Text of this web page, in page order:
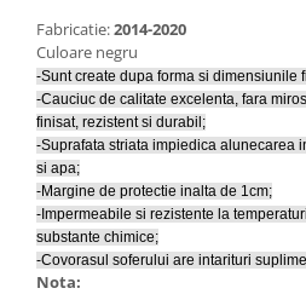
Fabricatie:2014-2020
Culoare negru
-Sunt create dupa forma si dimensiunile
-Cauciuc de calitate excelenta, fara
finisat, rezistent si durabil;
-Suprafata striata impiedica alunecarea
si apa;
-Margine de protectie inalta de 1cm;
-Impermeabile si rezistente la
substante chimice;
-Covorasul soferului are intarituri
Nota: